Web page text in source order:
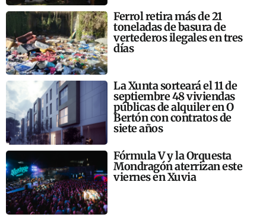
Ferrol retira más de 21
toneladas de basura de
vertederos ilegales en tres
días
La Xunta sorteará el 11 de
septiembre 48 viviendas
públicas de alquiler en O
Bertón con contratos de
siete años
Fórmula V y la Orquesta
Mondragón aterrizan este
viernes en Xuvia